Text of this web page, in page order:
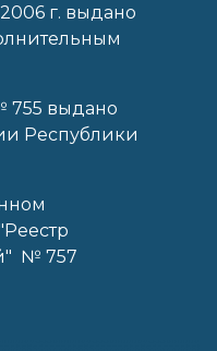
г. выдано
755 выдано
Республики
№ 757